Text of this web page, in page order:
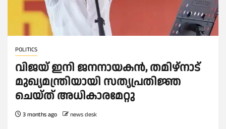
POLITICS
വിജയ് ഇനി ജനനായകൻ, തമിഴ്നാട്
മുഖ്യമന്ത്രിയായി സത്യപ്രതിജ്ഞ
ചെയ്ത് അധികാരമേറ്റു
3 months ago news desk